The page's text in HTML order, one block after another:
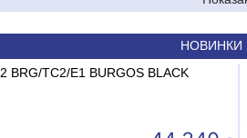
Картридж мех.очистки ITA
НОВИНКИ
Сплит-система